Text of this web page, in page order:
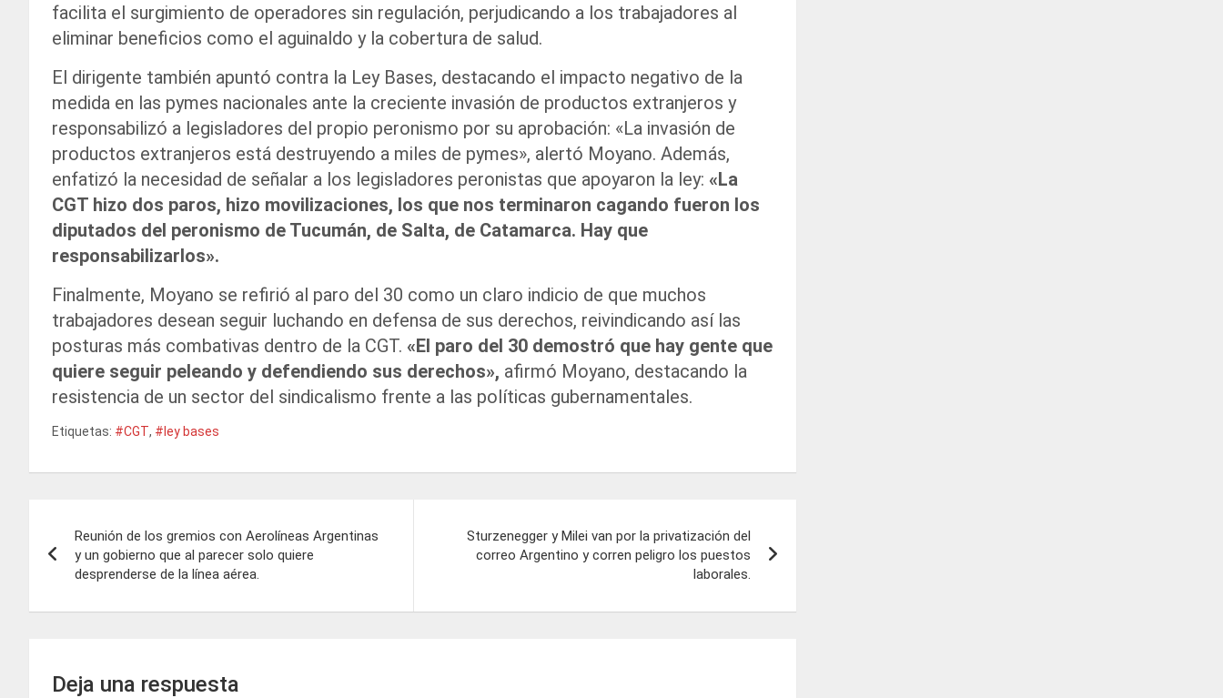
facilita el surgimiento de operadores sin regulación, perjudicando a los trabajadores al
eliminar beneficios como el aguinaldo y la cobertura de salud.
El dirigente también apuntó contra la Ley Bases, destacando el impacto negativo de la
medida en las pymes nacionales ante la creciente invasión de productos extranjeros y
responsabilizó a legisladores del propio peronismo por su aprobación: «La invasión de
productos extranjeros está destruyendo a miles de pymes», alertó Moyano. Además,
enfatizó la necesidad de señalar a los legisladores peronistas que apoyaron la ley: «La
CGT hizo dos paros, hizo movilizaciones, los que nos terminaron cagando fueron los
diputados del peronismo de Tucumán, de Salta, de Catamarca. Hay que
responsabilizarlos».
Finalmente, Moyano se refirió al paro del 30 como un claro indicio de que muchos
trabajadores desean seguir luchando en defensa de sus derechos, reivindicando así las
posturas más combativas dentro de la CGT. «El paro del 30 demostró que hay gente que
quiere seguir peleando y defendiendo sus derechos», afirmó Moyano, destacando la
resistencia de un sector del sindicalismo frente a las políticas gubernamentales.
Etiquetas: #CGT, #ley bases
de
entradas
Reunión de los gremios con Aerolíneas Argentinas
y un gobierno que al parecer solo quiere
desprenderse de la línea aérea.
Sturzenegger y Milei van por la privatización del
correo Argentino y corren peligro los puestos
laborales.
Deja una respuesta